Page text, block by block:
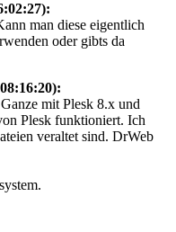
man diese eigentlich
oder gibts da
mit Plesk 8.x und
Plesk funktioniert. Ich
veraltet sind. DrWeb